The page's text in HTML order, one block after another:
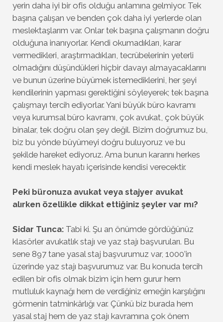
yerin daha iyi bir ofis olduğu anlamına gelmiyor. Tek
başına çalışan ve benden çok daha iyi yerlerde olan
meslektaşlarım var. Onlar tek başına çalışmanın doğru
olduğuna inanıyorlar. Kendi okumadıkları, karar
vermedikleri, araştırmadıkları, tecrübelerinin yeterli
olmadığını düşündükleri hiçbir davayı almayacaklarını
ve bunun üzerine büyümek istemediklerini, her şeyi
kendilerinin yapması gerektiğini söyleyerek; tek başına
çalışmayı tercih ediyorlar. Yani büyük büro kavramı
veya kurumsal büro kavramı, çok avukat, çok büyük
binalar, tek doğru olan şey değil. Bizim doğrumuz bu,
biz bu yönde büyümeyi doğru buluyoruz ve bu
şekilde hareket ediyoruz. Ama bunun kararını herkes
kendi meslek hayatı içerisinde kendisi verecektir.
Peki büronuza avukat veya stajyer avukat
alırken özellikle dikkat ettiğiniz şeyler var mı?
Sidar Tunca:Tabi ki. Şu an önümde gördüğünüz
klasörler avukatlık stajı ve yaz stajı başvuruları. Bu
sene 897 tane yasal staj başvurumuz var, 1000’in
üzerinde yaz stajı başvurumuz var. Bu konuda tercih
edilen bir ofis olmak bizim için hem gurur hem
mutluluk kaynağı hem de verdiğiniz emeğin karşılığını
görmenin tatminkârlığı var. Çünkü biz burada hem
yasal staj hem de yaz stajı kavramına çok önem